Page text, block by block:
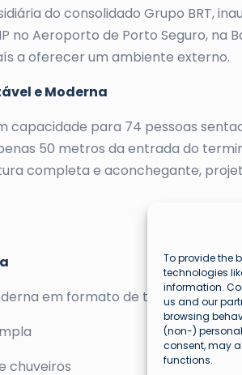
To provide the
technologies
information.
us and our
browsing
(non-)
consent, may
functions.
do consolidado Grupo BRT,
no Aeroporto de Porto Seguro, na
a oferecer um ambiente externo.
e Moderna
capacidade para 74 pessoas
50 metros da entrada do
completa e aconchegante,
em formato de tenda
chuveiros